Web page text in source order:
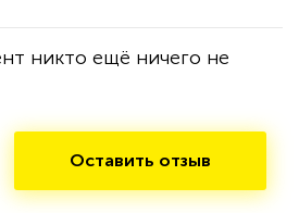
никто ещё ничего не
Оставить отзыв